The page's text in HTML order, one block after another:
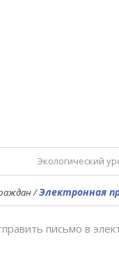
Экологический
Турнир по мини-
/Электронная
письмо в